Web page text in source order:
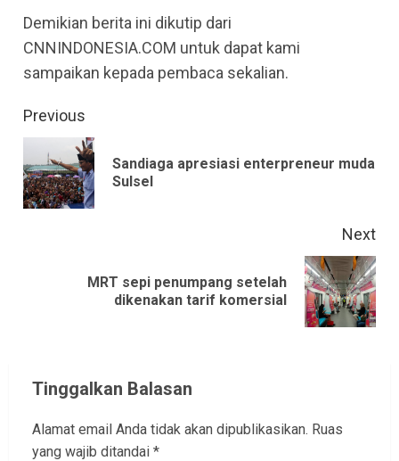
Demikian berita ini dikutip dari
CNNINDONESIA.COM untuk dapat kami
sampaikan kepada pembaca sekalian.
Continue
Reading
Previous
Sandiaga apresiasi enterpreneur muda
Sulsel
Next
MRT sepi penumpang setelah
dikenakan tarif komersial
Tinggalkan Balasan
Alamat email Anda tidak akan dipublikasikan. Ruas
yang wajib ditandai *